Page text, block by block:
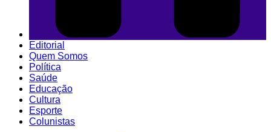
Editorial
Quem Somos
Política
Saúde
Educação
Cultura
Esporte
Colunistas